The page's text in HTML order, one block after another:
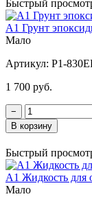
Быстрый
A1 Грунт
Мало
Артикул: Р1-
1 700 руб.
−
В корзину
Быстрый
A1 Жидкость для
Мало